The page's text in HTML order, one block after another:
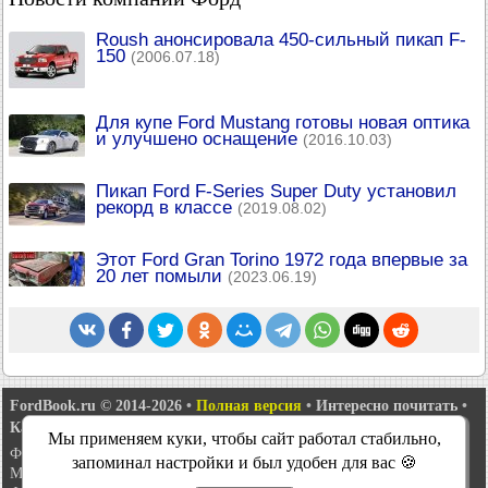
Roush анонсировала 450-сильный пикап F-
150 (2006.07.18)
Для купе Ford Mustang готовы новая оптика
и улучшено оснащение (2016.10.03)
Пикап Ford F-Series Super Duty установил
рекорд в классе (2019.08.02)
Этот Ford Gran Torino 1972 года впервые за
20 лет помыли (2023.06.19)
FordBook.ru © 2014-2026 • Полная версия • Интересно почитать •
Карта сайта
Фокус 1
Фокус 2 • Мондео 1 Мондео 1 и 2
Мондео 2•Мондео 3•Мондео 4•Эскорт 3• Эскорт 4 •Эскорт 5
Мы применяем куки, чтобы сайт работал стабильно,
запоминал настройки и был удобен для вас 🍪